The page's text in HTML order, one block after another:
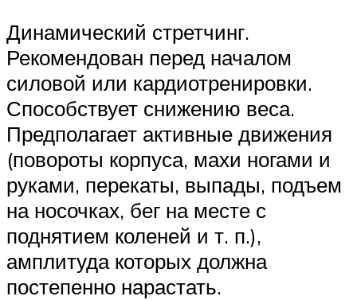
Динамический стретчинг.
Рекомендован перед началом
силовой или кардиотренировки.
Способствует снижению веса.
Предполагает активные движения
(повороты корпуса, махи ногами и
руками, перекаты, выпады, подъем
на носочках, бег на месте с
поднятием коленей и т. п.),
амплитуда которых должна
постепенно нарастать.